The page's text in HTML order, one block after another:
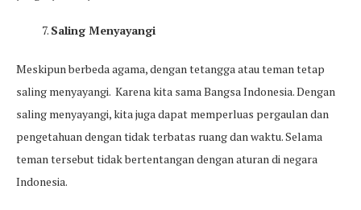
Saling Menyayangi
Meskipun berbeda agama, dengan tetangga atau teman tetap
saling menyayangi. Karena kita sama Bangsa Indonesia. Dengan
saling menyayangi, kita juga dapat memperluas pergaulan dan
pengetahuan dengan tidak terbatas ruang dan waktu. Selama
teman tersebut tidak bertentangan dengan aturan di negara
Indonesia.